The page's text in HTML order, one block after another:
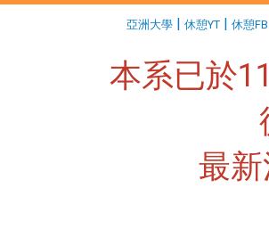
亞洲大學 | 休憩YT | 休憩FB
本系已於
最